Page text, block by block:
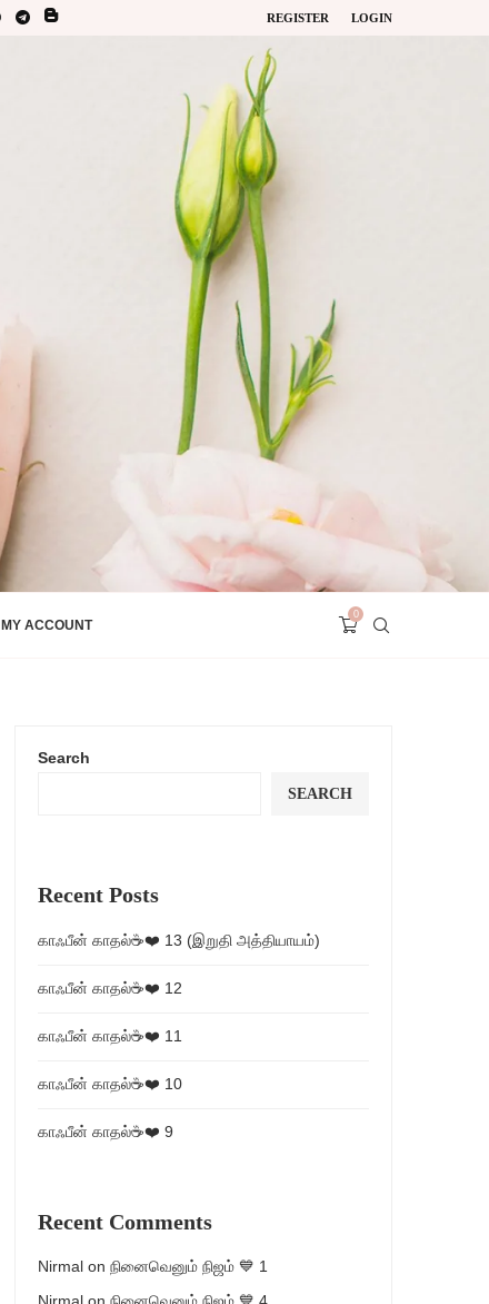
REGISTER LOGIN
MY ACCOUNT
0
Search
SEARCH
Recent Posts
காஃபீன் காதல்☕❤️ 13 (இறுதி அத்தியாயம்)
காஃபீன் காதல்☕❤️ 12
காஃபீன் காதல்☕❤️ 11
காஃபீன் காதல்☕❤️ 10
காஃபீன் காதல்☕❤️ 9
Recent Comments
Nirmal on நினைவெனும் நிஜம் 💙 1